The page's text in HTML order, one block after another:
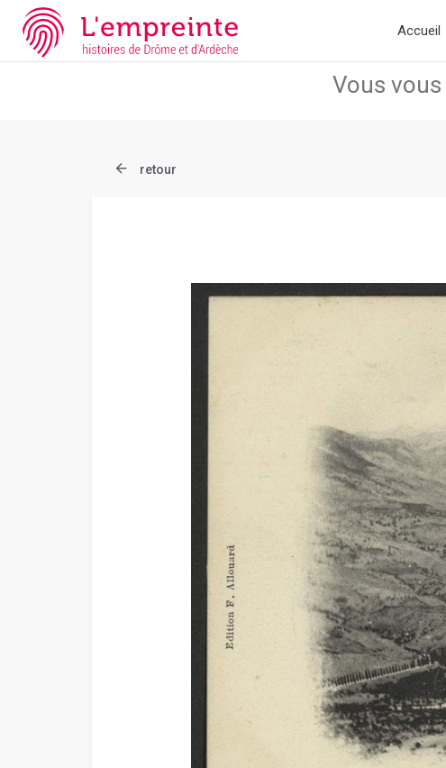
Array ( [slug] => document [ref] => B263626101_CP623 )
Accueil
retour